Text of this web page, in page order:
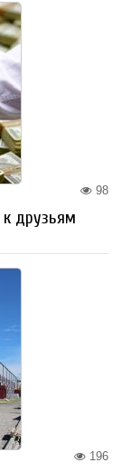
98
к друзьям
196